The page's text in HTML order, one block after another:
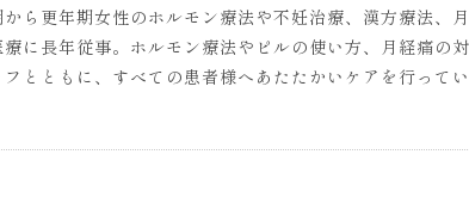
ら更年期女性のホルモン療法や不妊治療、漢方療法、
に長年従事。ホルモン療法やピルの使い方、月経痛の
とともに、すべての患者様へあたたかいケアを行ってい